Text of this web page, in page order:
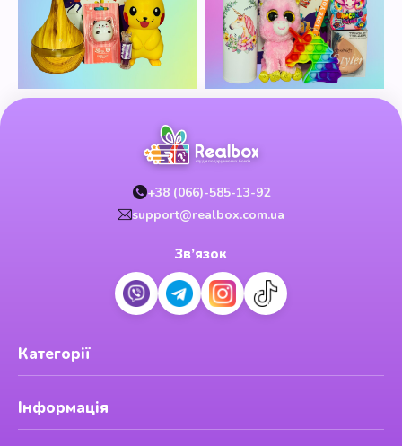
+38 (066)-585-13-92
support@realbox.com.ua
Зв’язок
Категорії
Інформація